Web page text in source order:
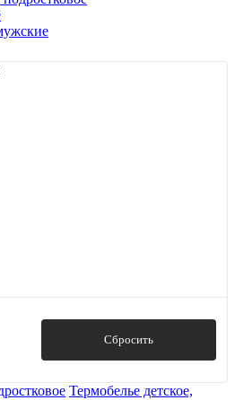
Сбросить
Термобелье детское,